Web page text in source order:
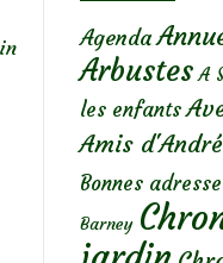
Agenda
Arbustes A
les enfants
Amis
Bonnes
Barney